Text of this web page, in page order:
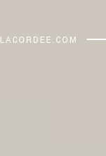
LACORDEE.COM